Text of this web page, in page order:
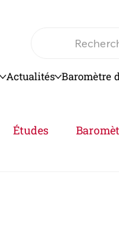
Actualités Baromètre
Études